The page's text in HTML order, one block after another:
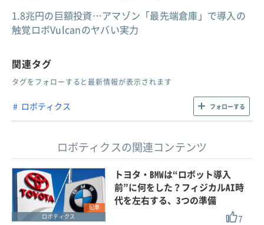
1.8兆円の巨額投資…アマゾン「最先端倉庫」で導入の
触覚ロボVulcanのヤバい実力
関連タグ
タグをフォローすると最新情報が表示されます
ロボティクス フォローする
ロボティクスの関連コンテンツ
記事
ロボティクス
トヨタ・BMWは“ロボット導入
前”に何をした？フィジカルAI時
代を左右する、3つの準備
7